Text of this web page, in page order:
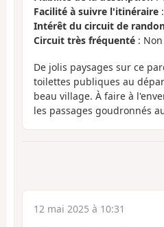
Facilité à suivre l'itinéraire
Intérêt du circuit de
Circuit très fréquenté : Non
De jolis paysages sur ce
toilettes publiques au
beau village. À faire à
les passages goudronnés
12 mai 2025 à 10:31